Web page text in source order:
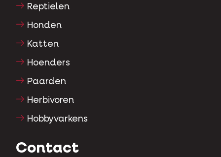
Reptielen
Honden
Katten
Hoenders
Paarden
Herbivoren
Hobbyvarkens
Contact